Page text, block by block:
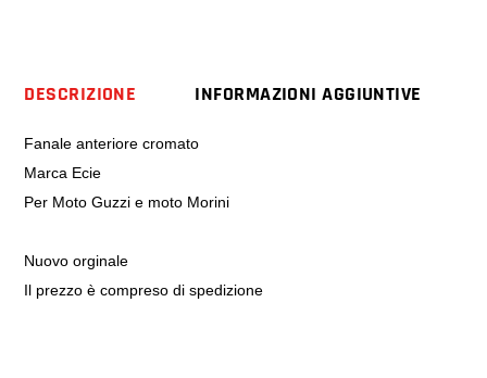
DESCRIZIONE INFORMAZIONI AGGIUNTIVE
Fanale anteriore cromato
Marca Ecie
Per Moto Guzzi e moto Morini
Nuovo orginale
Il prezzo è compreso di spedizione